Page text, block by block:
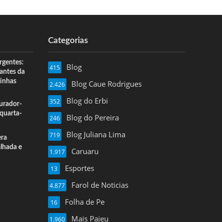
da
e
Categorias
Blog
415
Blog Caue Rodrigues
2.426
Blog do Erbi
352
Blog do Pereira
246
Blog Juliana Lima
719
Caruaru
1.917
Esportes
13
Farol de Noticias
4.877
Folha de Pe
16
Mais Pajeu
1.960